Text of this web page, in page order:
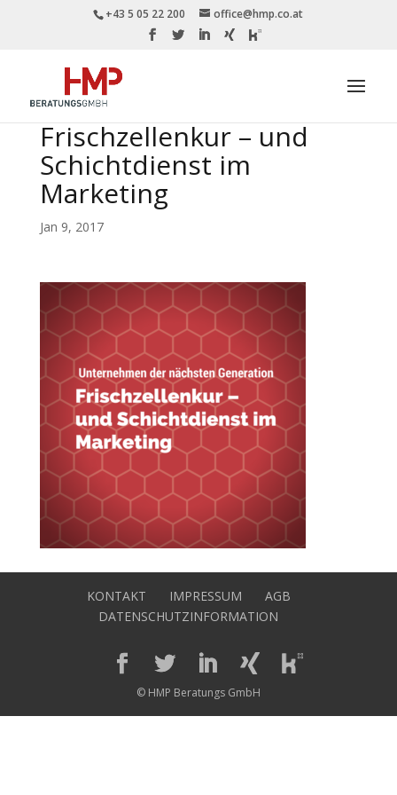
+43 5 05 22 200 office@hmp.co.at
Frischzellenkur – und
Schichtdienst im
Marketing
Jan 9, 2017
KONTAKT IMPRESSUM
AGB
DATENSCHUTZINFORMATION
© HMP Beratungs GmbH